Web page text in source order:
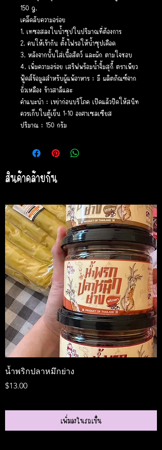
150 g.
เคล็ดลับความอร่อย
1. เทซอสลงในน้ำซุปในปริมาณที่ต้องการ
2. คนให้เข้ากัน ตั้งไฟรอให้น้ำซุปเดือด
3. หลังจากนั้นใส่เนื้อสัตว์ และผัก ตามใจชอบ
4. เพิ่มความอร่อย เสริฟพร้อมน้ำจิ้มสุกี้ ตราเพียว
ฟู้ดส์ข้อมูลสำหรับผู้แพ้อาหาร : มี ผลิตภัณฑ์จาก
ถั่วเหลือง ข้าวสาลีและ
คำแนะนำ : เขย่าก่อนบริโภค เปิดแล้วปิดให้สนิท
ควรเก็บในตู้เย็น 1-10 องศาเซลเซียส
ปริมาณ : 150 กรัม
สินค้าคล้ายกัน
น้ำพริกปลาหมึกย่าง
ราคา
$13.00
เพิ่มลงในรถเข็น